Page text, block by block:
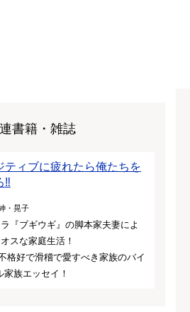
書籍・雑誌
ティブに疲れたら俺たちを
‼
・晃子
『ブギウギ』の脚本家夫妻によ
スな家庭生活！
格好で滑稽で愛すべき家族のバイ
族エッセイ！